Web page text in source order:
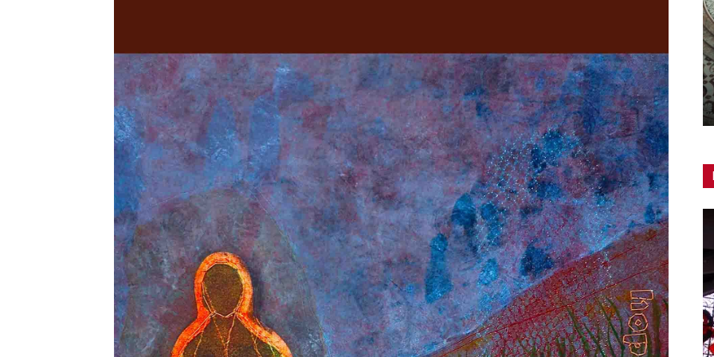
Adeguamento delle cattedrali:
un’iniziativa CEI/Beato Angelico
Redazione - 25 Febbraio 2019 0